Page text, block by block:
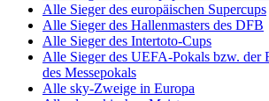
Alle Sieger des europäischen Supercups
Alle Sieger des Hallenmasters des DFB
Alle Sieger des Intertoto-Cups
Alle Sieger des UEFA-Pokals bzw. der
des Messepokals
Alle sky-Zweige in Europa